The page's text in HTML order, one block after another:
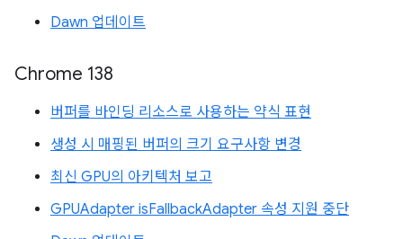
Dawn 업데이트
Chrome 138
버퍼를 바인딩 리소스로 사용하는 약식 표현
생성 시 매핑된 버퍼의 크기 요구사항 변경
최신 GPU의 아키텍처 보고
GPUAdapter isFallbackAdapter 속성 지원 중단